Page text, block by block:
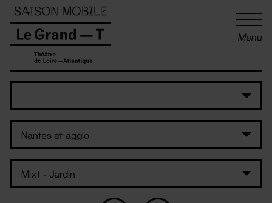
Menu
Panneau de gestion des cookies